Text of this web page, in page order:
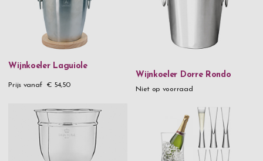
Wijnkoeler Laguiole
Prijs vanaf € 54,50
Wijnkoeler Dorre Rondo
Niet op voorraad